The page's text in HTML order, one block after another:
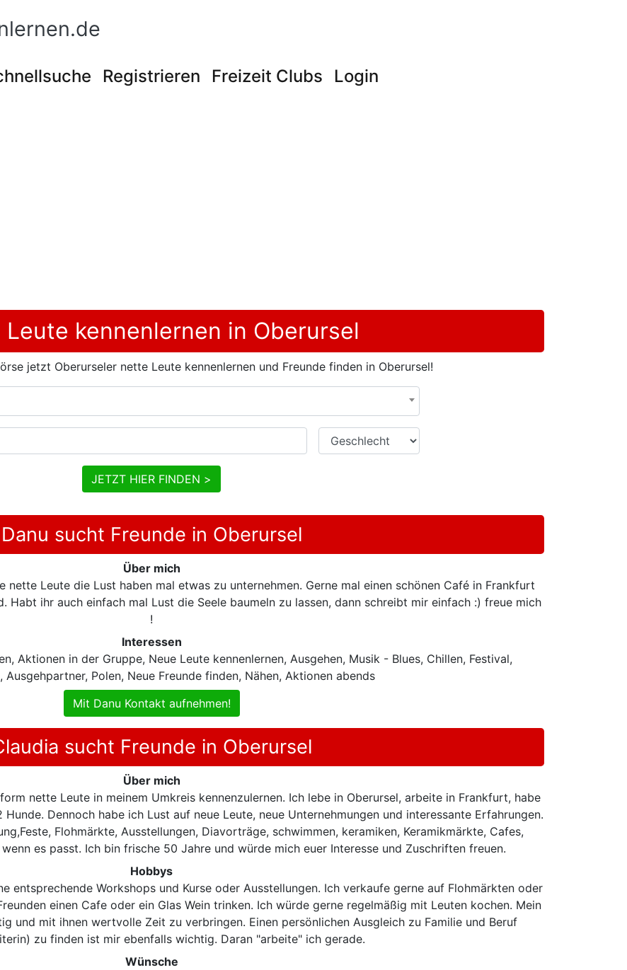
Registrieren Freizeit Clubs Login
Leute kennenlernen in Oberursel
jetzt Oberurseler nette Leute kennenlernen und Freunde finden in Oberursel!
Geschlecht
JETZT HIER FINDEN >
Danu sucht Freunde in Oberursel
Über mich
nette Leute die Lust haben mal etwas zu unternehmen. Gerne mal einen schönen Café in Frankfurt
Habt ihr auch einfach mal Lust die Seele baumeln zu lassen, dann schreibt mir einfach :) freue mich
!
Interessen
Aktionen in der Gruppe, Neue Leute kennenlernen, Ausgehen, Musik - Blues, Chillen, Festival,
Ausgehpartner, Polen, Neue Freunde finden, Nähen, Aktionen abends
Mit Danu Kontakt aufnehmen!
sucht Freunde in Oberursel
Über mich
nette Leute in meinem Umkreis kennenzulernen. Ich lebe in Oberursel, arbeite in Frankfurt, habe
Dennoch habe ich Lust auf neue Leute, neue Unternehmungen und interessante Erfahrungen.
Flohmärkte, Ausstellungen, Diavorträge, schwimmen, keramiken, Keramikmärkte, Cafes,
es passt. Ich bin frische 50 Jahre und würde mich euer Interesse und Zuschriften freuen.
Hobbys
entsprechende Workshops und Kurse oder Ausstellungen. Ich verkaufe gerne auf Flohmärkten oder
einen Cafe oder ein Glas Wein trinken. Ich würde gerne regelmäßig mit Leuten kochen. Mein
und mit ihnen wertvolle Zeit zu verbringen. Einen persönlichen Ausgleich zu Familie und Beruf
zu finden ist mir ebenfalls wichtig. Daran "arbeite" ich gerade.
Wünsche